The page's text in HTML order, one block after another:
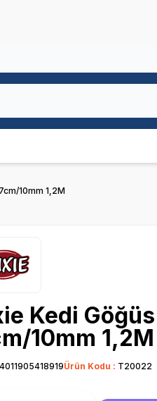
10mm 1,2M
Kedi
10mm 1,2M
4011905418919Ürün Kodu : T20022